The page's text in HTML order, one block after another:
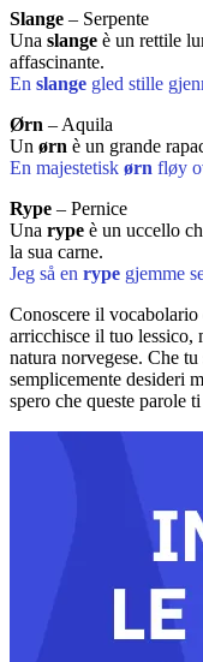
Slange – Serpente
Una slange è un rettile
affascinante.
En slange gled stille
Ørn – Aquila
Un ørn è un grande
En majestetisk ørn fløy
Rype – Pernice
Una rype è un uccello
la sua carne.
Jeg så en rype gjemme
Conoscere il
arricchisce il tuo lessico,
natura norvegese. Che
semplicemente desideri
spero che queste parole